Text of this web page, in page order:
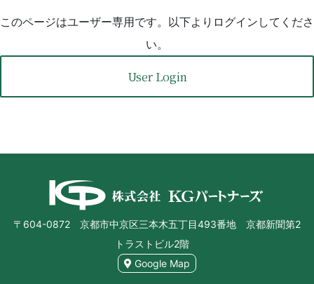
このページはユーザー専用です。以下よりログインしてくださ
い。
User Login
〒604-0872 京都市中京区三本木五丁目493番地 京都新聞第2
トラストビル2階
Google Map